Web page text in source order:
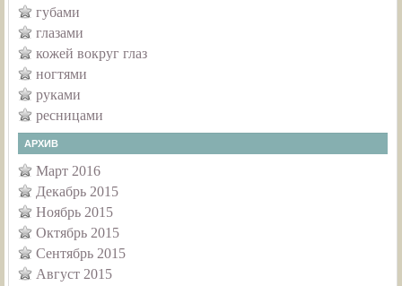
губами
глазами
кожей вокруг глаз
ногтями
руками
ресницами
АРХИВ
Март 2016
Декабрь 2015
Ноябрь 2015
Октябрь 2015
Сентябрь 2015
Август 2015